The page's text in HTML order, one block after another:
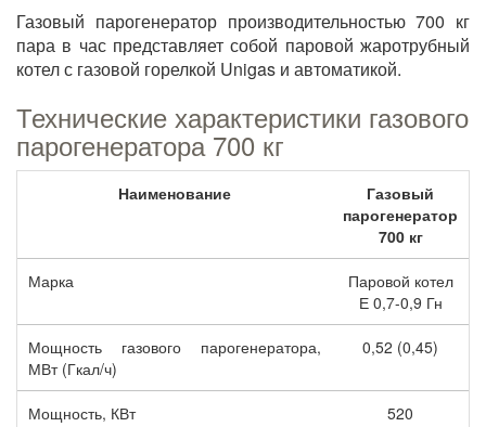
Газовый парогенератор производительностью 700 кг
пара в час представляет собой паровой жаротрубный
котел с газовой горелкой Unigas и автоматикой.
Технические характеристики газового
парогенератора 700 кг
Наименование
Газовый
парогенератор
700 кг
Марка
Паровой котел
Е 0,7-0,9 Гн
Мощность газового парогенератора,
МВт (Гкал/ч)
0,52 (0,45)
Мощность, КВт 520